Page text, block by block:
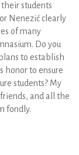
students
Nenezić clearly
of many
Do you
to establish
honor to ensure
students? My
and all the
fondly.